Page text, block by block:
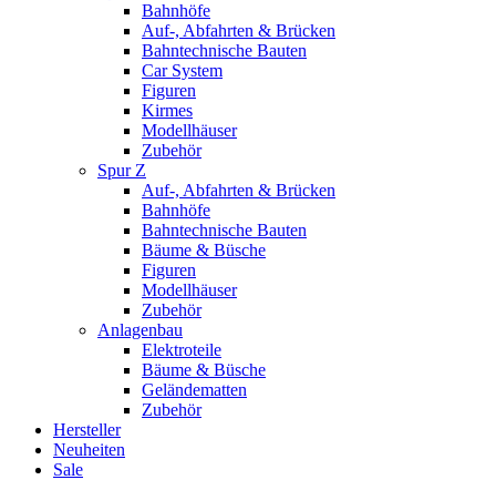
Bahnhöfe
Auf-, Abfahrten & Brücken
Bahntechnische Bauten
Car System
Figuren
Kirmes
Modellhäuser
Zubehör
Spur Z
Auf-, Abfahrten & Brücken
Bahnhöfe
Bahntechnische Bauten
Bäume & Büsche
Figuren
Modellhäuser
Zubehör
Anlagenbau
Elektroteile
Bäume & Büsche
Geländematten
Zubehör
Hersteller
Neuheiten
Sale